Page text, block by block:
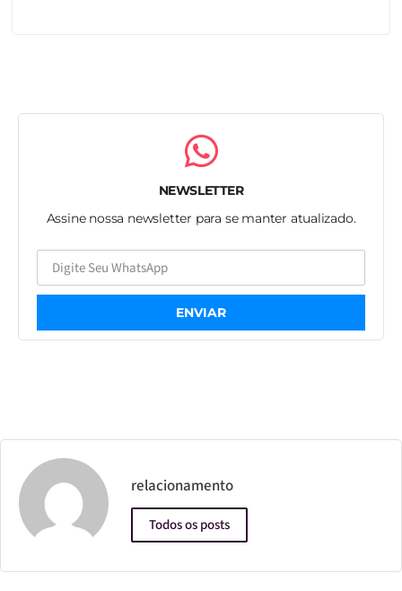
NEWSLETTER
Assine nossa newsletter para se manter atualizado.
ENVIAR
relacionamento
Todos os posts